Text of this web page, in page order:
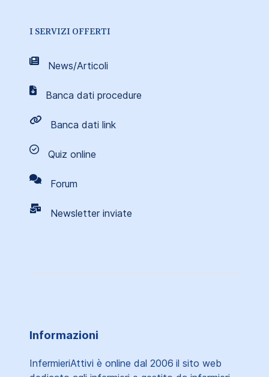
I SERVIZI OFFERTI
News/Articoli
Banca dati procedure
Banca dati link
Quiz online
Forum
Newsletter inviate
Informazioni
InfermieriAttivi è online dal 2006 il sito web